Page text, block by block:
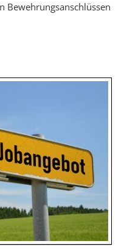
Bewehrungsanschlüssen